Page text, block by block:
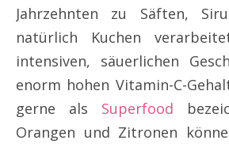
Jahrzehnten zu Säften,
natürlich Kuchen
intensiven, säuerlichen
enorm hohen Vitamin-C-
gerne als Superfood
Orangen und Zitronen